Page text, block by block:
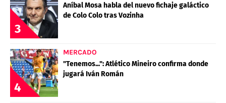
3
Aníbal Mosa habla del nuevo fichaje galáctico
de Colo Colo tras Vozinha
4
MERCADO
"Tenemos...": Atlético Mineiro confirma donde
jugará Iván Román